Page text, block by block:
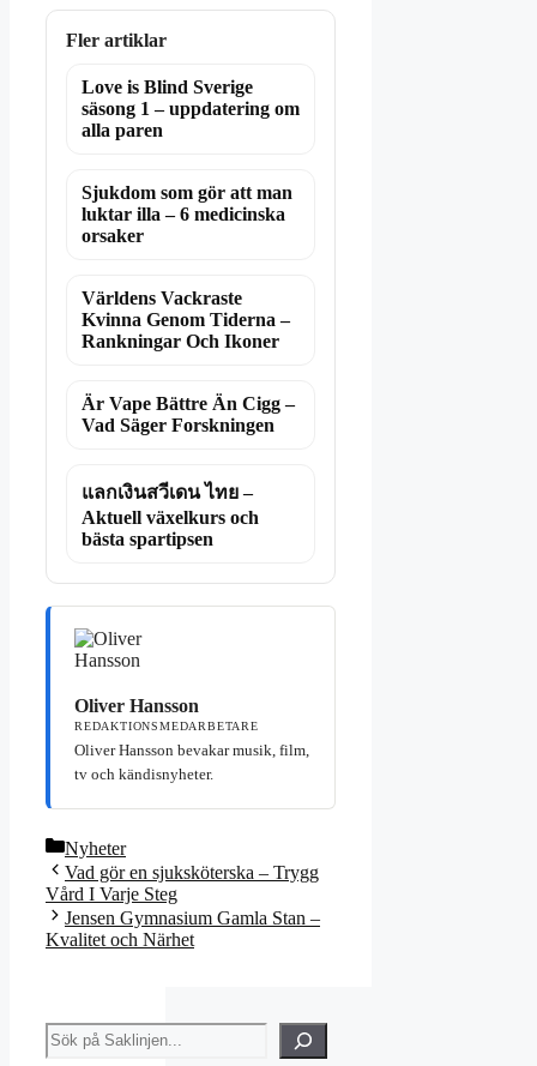
Fler artiklar
Love is Blind Sverige
säsong 1 – uppdatering om
alla paren
Sjukdom som gör att man
luktar illa – 6 medicinska
orsaker
Världens Vackraste
Kvinna Genom Tiderna –
Rankningar Och Ikoner
Är Vape Bättre Än Cigg –
Vad Säger Forskningen
แลกเงินสวีเดน ไทย –
Aktuell växelkurs och
bästa spartipsen
Oliver Hansson
REDAKTIONSMEDARBETARE
Oliver Hansson bevakar musik, film,
tv och kändisnyheter.
Kategorier
Nyheter
Vad gör en sjuksköterska – Trygg
Vård I Varje Steg
Jensen Gymnasium Gamla Stan –
Kvalitet och Närhet
Sök